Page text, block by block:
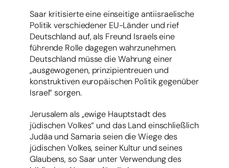
Saar kritisierte eine einseitige antiisraelische
Politik verschiedener EU-Länder und rief
Deutschland auf, als Freund Israels eine
führende Rolle dagegen wahrzunehmen.
Deutschland müsse die Wahrung einer
„ausgewogenen, prinzipientreuen und
konstruktiven europäischen Politik gegenüber
Israel“ sorgen.
Jerusalem als „ewige Hauptstadt des
jüdischen Volkes“ und das Land einschließlich
Judäa und Samaria seien die Wiege des
jüdischen Volkes, seiner Kultur und seines
Glaubens, so Saar unter Verwendung des